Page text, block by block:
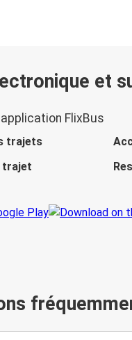
et
FlixBus
trajets
trajet